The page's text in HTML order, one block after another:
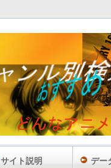
サイト説明 デー